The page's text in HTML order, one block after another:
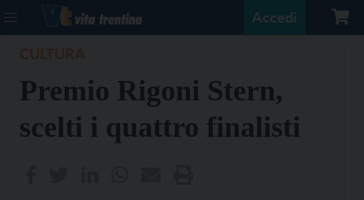
Accedi
Premio Rigoni Stern,
scelti i quattro finalisti